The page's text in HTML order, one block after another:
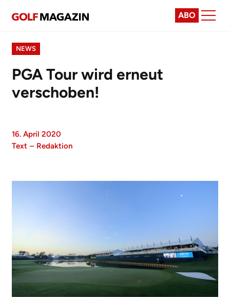
ABO
NEWS
PGA Tour wird erneut
verschoben!
16. April 2020
Text – Redaktion